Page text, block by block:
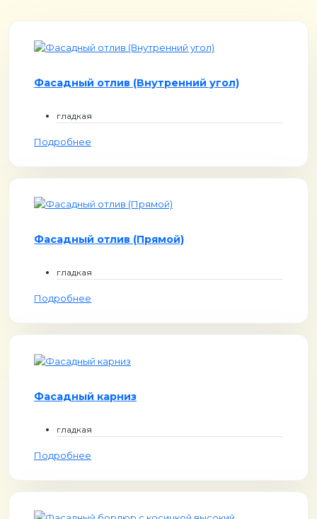
Фасадный отлив (Внутренний угол)
гладкая
Подробнее
Фасадный отлив (Прямой)
гладкая
Подробнее
Фасадный карниз
гладкая
Подробнее